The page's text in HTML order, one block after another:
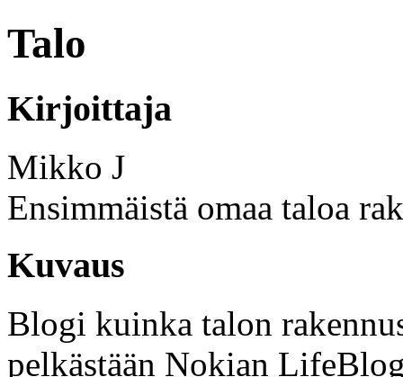
Talo
Kirjoittaja
Mikko J
Ensimmäistä omaa taloa
Kuvaus
Blogi kuinka talon
pelkästään Nokian